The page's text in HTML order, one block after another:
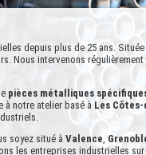
depuis plus de 25 ans. Située
Nous intervenons régulièrement
pièces métalliques
à notre atelier basé à Les Côtes-
soyez situé à Valence,
les entreprises industrielles